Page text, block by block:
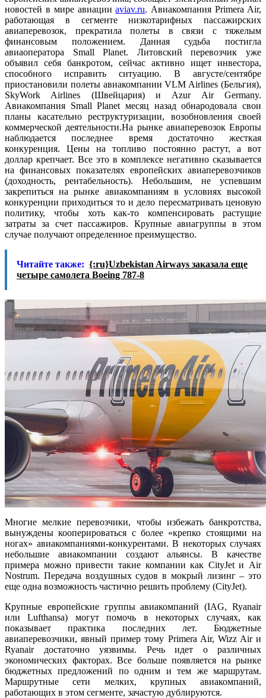
новостей в мире авиацииaviav.ru. Авиакомпания Primera Air,
работающая в сегменте низкотарифных пассажирских
авиаперевозок, прекратила полеты в связи с тяжелым
финансовым положением. Данная судьба постигла
авиаоператора Small Planet. Литовский перевозчик уже
объявил себя банкротом, сейчас активно ищет инвестора,
способного исправить ситуацию. В августе/сентябре
приостановили полеты авиакомпании VLM Airlines (Бельгия),
SkyWork Airlines (Швейцария) и Azur Air Germany.
Авиакомпания Small Planet месяц назад обнародовала свои
планы касательно реструктуризации, возобновления своей
коммерческой деятельности.На рынке авиаперевозок Европы
наблюдается последнее время достаточно жесткая
конкуренция. Цены на топливо постоянно растут, а вот
доллар крепчает. Все это в комплексе негативно сказывается
на финансовых показателях европейских авиаперевозчиков
(доходность, рентабельность). Небольшим, не успевшим
закрепиться на рынке авиакомпаниям в условиях высокой
конкуренции приходиться то и дело пересматривать ценовую
политику, чтобы хоть как-то компенсировать растущие
затраты за счет пассажиров. Крупные авиагруппы в этом
случае получают определенное преимущество.
Читайте также: {:ru}Uzbekistan Airways заказала еще
четыре самолета Boeing 787-8
Многие мелкие перевозчики, чтобы избежать банкротства,
вынуждены кооперироваться с более «крепко стоящими на
ногах» авиакомпаниями-конкурентами. В некоторых случаях
небольшие авиакомпании создают альянсы. В качестве
примера можно привести такие компании как CityJet и Air
Nostrum. Передача воздушных судов в мокрый лизинг – это
еще одна возможность частично решить проблему (CityJet).
Крупные европейские группы авиакомпаний (IAG, Ryanair
или Lufthansa) могут помочь в некоторых случаях, как
показывает практика последних лет. Бюджетные
авиаперевозчики, явный пример тому Primera Air, Wizz Air и
Ryanair достаточно уязвимы. Речь идет о различных
экономических факторах. Все больше появляется на рынке
бюджетных предложений по одним и тем же маршрутам.
Маршрутные сети мелких, крупных авиакомпаний,
работающих в этом сегменте, зачастую дублируются.